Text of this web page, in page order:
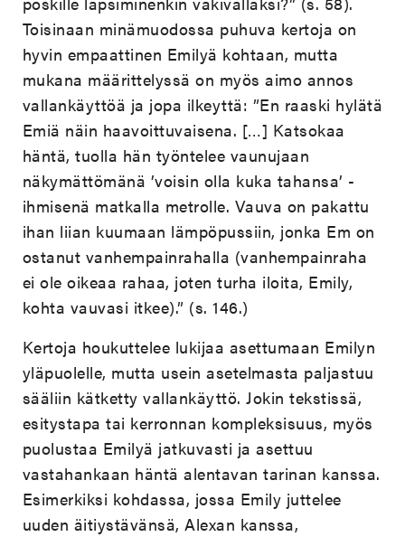
Toisinaan minämuodossa puhuva kertoja on
hyvin empaattinen Emilyä kohtaan, mutta
mukana määrittelyssä on myös aimo annos
vallankäyttöä ja jopa ilkeyttä: ”En raaski hylätä
Emiä näin haavoittuvaisena. […] Katsokaa
häntä, tuolla hän työntelee vaunujaan
näkymättömänä ’voisin olla kuka tahansa’ -
ihmisenä matkalla metrolle. Vauva on pakattu
ihan liian kuumaan lämpöpussiin, jonka Em on
ostanut vanhempainrahalla (vanhempainraha
ei ole oikeaa rahaa, joten turha iloita, Emily,
kohta vauvasi itkee).” (s. 146.)
Kertoja houkuttelee lukijaa asettumaan Emilyn
yläpuolelle, mutta usein asetelmasta paljastuu
sääliin kätketty vallankäyttö. Jokin tekstissä,
esitystapa tai kerronnan kompleksisuus, myös
puolustaa Emilyä jatkuvasti ja asettuu
vastahankaan häntä alentavan tarinan kanssa.
Esimerkiksi kohdassa, jossa Emily juttelee
uuden äitiystävänsä, Alexan kanssa,